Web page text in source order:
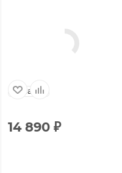
Испания
14 890 ₽